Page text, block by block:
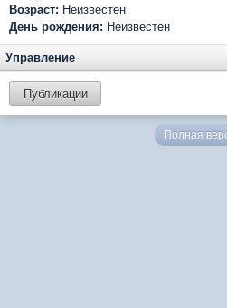
Возраст: Неизвестен
День рождения: Неизвестен
Управление
Публикации
Полная